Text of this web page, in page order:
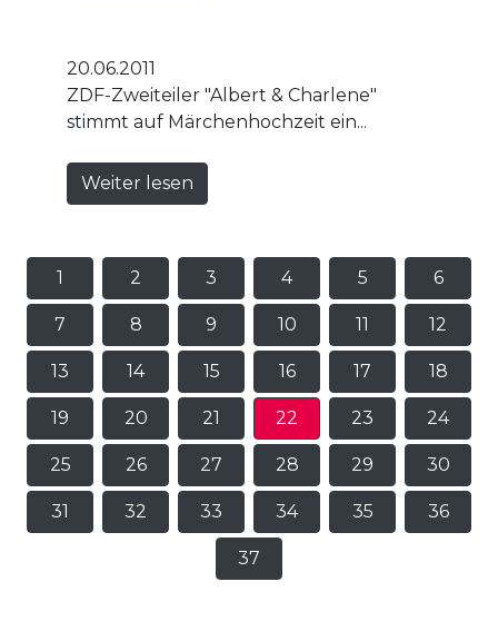
20.06.2011
ZDF-Zweiteiler "Albert & Charlene"
stimmt auf Märchenhochzeit ein...
Weiter lesen
1 2 3 4 5 6
7 8 9 10 11 12
13 14 15 16 17 18
19 20 21 22 23 24
25 26 27 28 29 30
31 32 33 34 35 36
37